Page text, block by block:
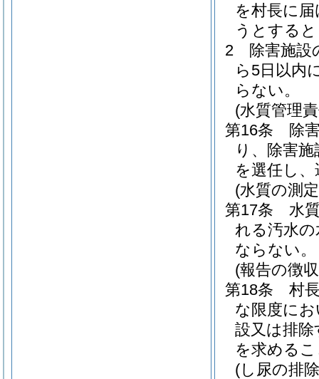
を村長に
うとする
2
除害施設
ら5日以内
らない。
(水質管理
第16条
除
り、除害
を選任し
(水質の測
第17条
水
れる汚水
ならない。
(報告の徴
第18条
村
な限度に
設又は排
を求める
(し尿の排